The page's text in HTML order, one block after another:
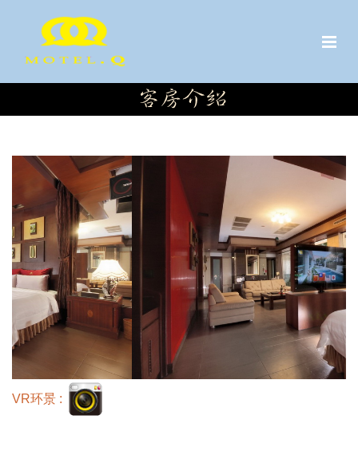
VR环景 :